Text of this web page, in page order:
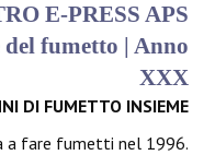
E-PRESS APS
fumetto | Anno
XXX
DI FUMETTO INSIEME
a fare fumetti nel 1996.